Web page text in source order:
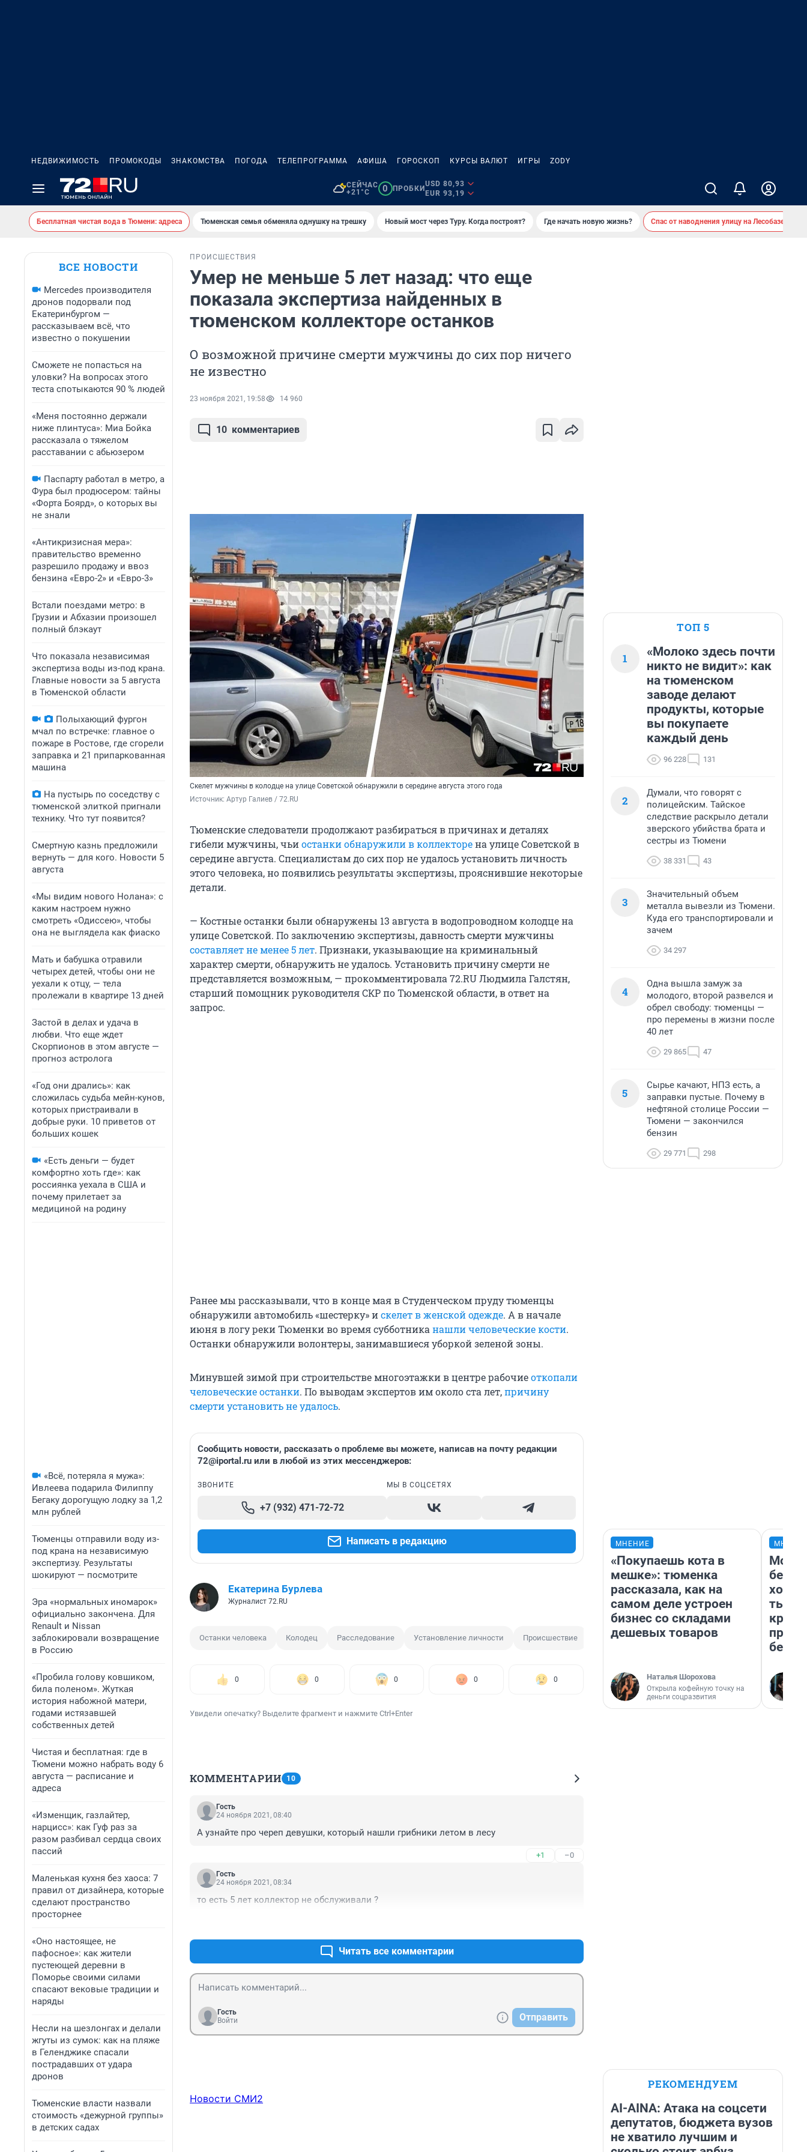
НЕДВИЖИМОСТЬ ПРОМОКОДЫ ЗНАКОМСТВА ПОГОДА ТЕЛЕПРОГРАММА АФИША ГОРОСКОП КУРСЫ ВАЛЮТ ИГРЫ ZODY
СЕЙЧАС
+21°C
0 ПРОБКИ
USD 80,93
EUR 93,19
Бесплатная чистая вода в Тюмени: адреса Тюменская семья обменяла однушку на трешку Новый мост через Туру. Когда построят? Где начать новую жизнь? Спас от наводнения улицу на Лесобазе
ВСЕ НОВОСТИ
Mercedes производителя
дронов подорвали под
Екатеринбургом —
рассказываем всё, что
известно о покушении
Сможете не попасться на
уловки? На вопросах этого
теста спотыкаются 90 % людей
«Меня постоянно держали
ниже плинтуса»: Миа Бойка
рассказала о тяжелом
расставании с абьюзером
Паспарту работал в метро, а
Фура был продюсером: тайны
«Форта Боярд», о которых вы
не знали
«Антикризисная мера»:
правительство временно
разрешило продажу и ввоз
бензина «Евро-2» и «Евро-3»
Встали поездами метро: в
Грузии и Абхазии произошел
полный блэкаут
Что показала независимая
экспертиза воды из-под крана.
Главные новости за 5 августа
в Тюменской области
Полыхающий фургон
мчал по встречке: главное о
пожаре в Ростове, где сгорели
заправка и 21 припаркованная
машина
На пустырь по соседству с
тюменской элиткой пригнали
технику. Что тут появится?
Смертную казнь предложили
вернуть — для кого. Новости 5
августа
«Мы видим нового Нолана»: с
каким настроем нужно
смотреть «Одиссею», чтобы
она не выглядела как фиаско
Мать и бабушка отравили
четырех детей, чтобы они не
уехали к отцу, — тела
пролежали в квартире 13 дней
Застой в делах и удача в
любви. Что еще ждет
Скорпионов в этом августе —
прогноз астролога
«Год они дрались»: как
сложилась судьба мейн-кунов,
которых пристраивали в
добрые руки. 10 приветов от
больших кошек
«Есть деньги — будет
комфортно хоть где»: как
россиянка уехала в США и
почему прилетает за
медициной на родину
«Всё, потеряла я мужа»:
Ивлеева подарила Филиппу
Бегаку дорогущую лодку за 1,2
млн рублей
Тюменцы отправили воду из-
под крана на независимую
экспертизу. Результаты
шокируют — посмотрите
Эра «нормальных иномарок»
официально закончена. Для
Renault и Nissan
заблокировали возвращение
в Россию
«Пробила голову ковшиком,
била поленом». Жуткая
история набожной матери,
годами истязавшей
собственных детей
Чистая и бесплатная: где в
Тюмени можно набрать воду 6
августа — расписание и
адреса
«Изменщик, газлайтер,
нарцисс»: как Гуф раз за
разом разбивал сердца своих
пассий
Маленькая кухня без хаоса: 7
правил от дизайнера, которые
сделают пространство
просторнее
«Оно настоящее, не
пафосное»: как жители
пустеющей деревни в
Поморье своими силами
спасают вековые традиции и
наряды
Несли на шезлонгах и делали
жгуты из сумок: как на пляже
в Геленджике спасали
пострадавших от удара
дронов
Тюменские власти назвали
стоимость «дежурной группы»
в детских садах
ПРОИСШЕСТВИЯ
Умер не меньше 5 лет назад: что еще
показала экспертиза найденных в
тюменском коллекторе останков
О возможной причине смерти мужчины до сих пор ничего
не известно
23 ноября 2021, 19:58 14 960
10 комментариев
Скелет мужчины в колодце на улице Советской обнаружили в середине августа этого года
Источник: Артур Галиев / 72.RU
Тюменские следователи продолжают разбираться в причинах и деталях
гибели мужчины, чьиостанки обнаружили в коллекторена улице Советской в
середине августа. Специалистам до сих пор не удалось установить личность
этого человека, но появились результаты экспертизы, прояснившие некоторые
детали.
— Костные останки были обнаружены 13 августа в водопроводном колодце на
улице Советской. По заключению экспертизы, давность смерти мужчины
составляет не менее 5 лет. Признаки, указывающие на криминальный
характер смерти, обнаружить не удалось. Установить причину смерти не
представляется возможным, — прокомментировала 72.RU Людмила Галстян,
старший помощник руководителя CКР по Тюменской области, в ответ на
запрос.
Ранее мы рассказывали, что в конце мая в Студенческом пруду тюменцы
обнаружили автомобиль «шестерку» искелет в женской одежде. А в начале
июня в логу реки Тюменки во время субботника нашли человеческие кости.
Останки обнаружили волонтеры, занимавшиеся уборкой зеленой зоны.
Минувшей зимой при строительстве многоэтажки в центре рабочиеоткопали
человеческие останки. По выводам экспертов им около ста лет,причину
смерти установить не удалось.
Сообщить новости, рассказать о проблеме вы можете, написав на почту редакции
72@iportal.ru или в любой из этих мессенджеров:
ЗВОНИТЕ
+7 (932) 471-72-72
МЫ В СОЦСЕТЯХ
Написать в редакцию
Екатерина Бурлева
Журналист 72.RU
Останки человека Колодец Расследование Установление личности Происшествие
0 0 0 0 0
Увидели опечатку? Выделите фрагмент и нажмите Ctrl+Enter
КОММЕНТАРИИ 10
Гость
24 ноября 2021, 08:40
А узнайте про череп девушки, который нашли грибники летом в лесу
+1 –0
Гость
24 ноября 2021, 08:34
то есть 5 лет коллектор не обслуживали ?
Читать все комментарии
Гость
Войти
Отправить
Новости СМИ2
ТОП 5
1
«Молоко здесь почти
никто не видит»: как
на тюменском
заводе делают
продукты, которые
вы покупаете
каждый день
96 228 131
2
Думали, что говорят с
полицейским. Тайское
следствие раскрыло детали
зверского убийства брата и
сестры из Тюмени
38 331 43
3
Значительный объем
металла вывезли из Тюмени.
Куда его транспортировали и
зачем
34 297
4
Одна вышла замуж за
молодого, второй развелся и
обрел свободу: тюменцы —
про перемены в жизни после
40 лет
29 865 47
5
Сырье качают, НПЗ есть, а
заправки пустые. Почему в
нефтяной столице России —
Тюмени — закончился
бензин
29 771 298
МНЕНИЕ
«Покупаешь кота в
мешке»: тюменка
рассказала, как на
самом деле устроен
бизнес со складами
дешевых товаров
Наталья Шорохова
Открыла кофейную точку на
деньги соцразвития
Мой
РЕКОМЕНДУЕМ
AI-AINA: Атака на соцсети
депутатов, бюджета вузов
не хватило лучшим и